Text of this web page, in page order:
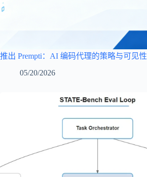
推出 Prempti：AI 编码代理的策略与可见性
05/20/2026